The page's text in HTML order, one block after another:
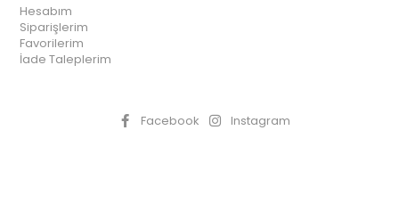
Hesabım
Siparişlerim
Favorilerim
İade Taleplerim
Facebook Instagram